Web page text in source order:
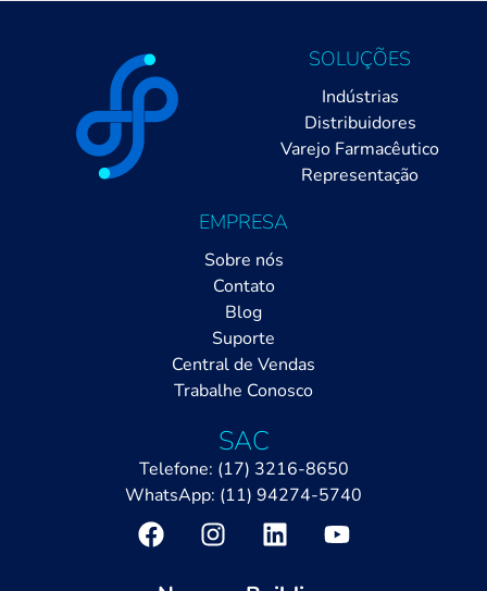
SOLUÇÕES
Indústrias
Distribuidores
Varejo Farmacêutico
Representação
EMPRESA
Sobre nós
Contato
Blog
Suporte
Central de Vendas
Trabalhe Conosco
SAC
Telefone: (17) 3216-8650
WhatsApp: (11) 94274-5740